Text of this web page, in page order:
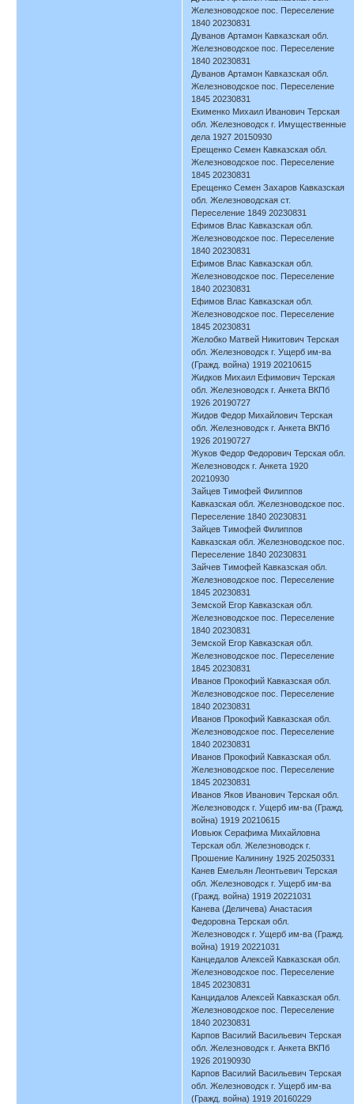
Железноводское пос. Переселение
1840 20230831
Дуванов Артамон Кавказская обл.
Железноводское пос. Переселение
1840 20230831
Дуванов Артамон Кавказская обл.
Железноводское пос. Переселение
1845 20230831
Екименко Михаил Иванович Терская
обл. Железноводск г. Имущественные
дела 1927 20150930
Ерещенко Семен Кавказская обл.
Железноводское пос. Переселение
1845 20230831
Ерещенко Семен Захаров Кавказская
обл. Железноводская ст.
Переселение 1849 20230831
Ефимов Влас Кавказская обл.
Железноводское пос. Переселение
1840 20230831
Ефимов Влас Кавказская обл.
Железноводское пос. Переселение
1840 20230831
Ефимов Влас Кавказская обл.
Железноводское пос. Переселение
1845 20230831
Желобко Матвей Никитович Терская
обл. Железноводск г. Ущерб им-ва
(Гражд. война) 1919 20210615
Жидков Михаил Ефимович Терская
обл. Железноводск г. Анкета ВКПб
1926 20190727
Жидов Федор Михайлович Терская
обл. Железноводск г. Анкета ВКПб
1926 20190727
Жуков Федор Федорович Терская обл.
Железноводск г. Анкета 1920
20210930
Зайцев Тимофей Филиппов
Кавказская обл. Железноводское пос.
Переселение 1840 20230831
Зайцев Тимофей Филиппов
Кавказская обл. Железноводское пос.
Переселение 1840 20230831
Зайчев Тимофей Кавказская обл.
Железноводское пос. Переселение
1845 20230831
Земской Егор Кавказская обл.
Железноводское пос. Переселение
1840 20230831
Земской Егор Кавказская обл.
Железноводское пос. Переселение
1845 20230831
Иванов Прокофий Кавказская обл.
Железноводское пос. Переселение
1840 20230831
Иванов Прокофий Кавказская обл.
Железноводское пос. Переселение
1840 20230831
Иванов Прокофий Кавказская обл.
Железноводское пос. Переселение
1845 20230831
Иванов Яков Иванович Терская обл.
Железноводск г. Ущерб им-ва (Гражд.
война) 1919 20210615
Иовьюк Серафима Михайловна
Терская обл. Железноводск г.
Прошение Калинину 1925 20250331
Канев Емельян Леонтьевич Терская
обл. Железноводск г. Ущерб им-ва
(Гражд. война) 1919 20221031
Канева (Деличева) Анастасия
Федоровна Терская обл.
Железноводск г. Ущерб им-ва (Гражд.
война) 1919 20221031
Канцедалов Алексей Кавказская обл.
Железноводское пос. Переселение
1845 20230831
Канцидалов Алексей Кавказская обл.
Железноводское пос. Переселение
1840 20230831
Карпов Василий Васильевич Терская
обл. Железноводск г. Анкета ВКПб
1926 20190930
Карпов Василий Васильевич Терская
обл. Железноводск г. Ущерб им-ва
(Гражд. война) 1919 20160229